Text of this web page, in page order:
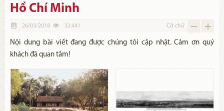
Hồ Chí Minh
26/03/2018 32.441 Cỡ chữ
Nội dung bài viết đang được chúng tôi cập nhật. Cảm ơn quý
khách đã quan tâm!